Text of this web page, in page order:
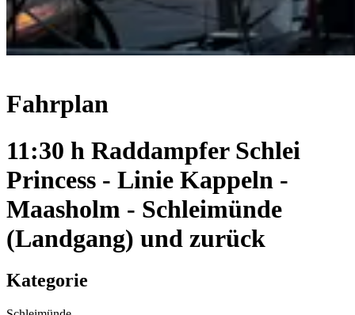
Fahrplan
11:30 h Raddampfer Schlei
Princess - Linie Kappeln -
Maasholm - Schleimünde
(Landgang) und zurück
Kategorie